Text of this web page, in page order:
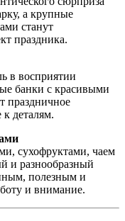
а крупные
станут
праздника.
в восприятии
банки с красивыми
праздничное
деталям.
сухофруктами, чаем
и разнообразный
полезным и
и внимание.